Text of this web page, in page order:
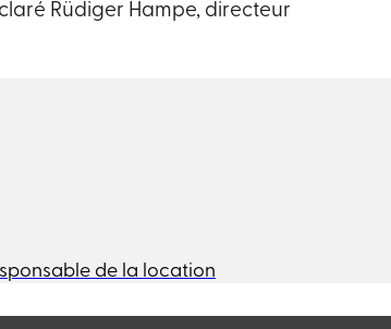
Rüdiger Hampe, directeur
de la location